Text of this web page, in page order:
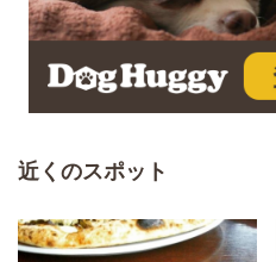
近くのスポット